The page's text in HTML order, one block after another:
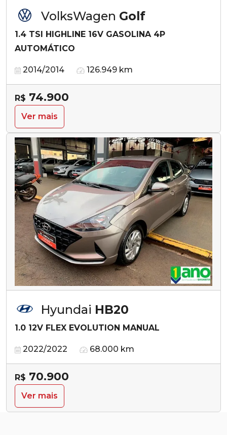
VolksWagen Golf
1.4 TSI HIGHLINE 16V GASOLINA 4P
AUTOMÁTICO
2014/2014 126.949 km
R$ 74.900
Ver mais
Hyundai HB20
1.0 12V FLEX EVOLUTION MANUAL
2022/2022 68.000 km
R$ 70.900
Ver mais